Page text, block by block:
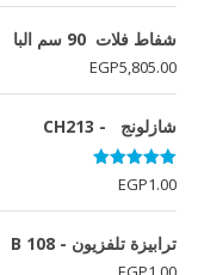
شفاط فلات 90 سم البا
EGP5,805.00
شازلونج - CH213
تم التقييم
5.00
من 5
EGP1.00
ترابيزة تلفزيون - B 108